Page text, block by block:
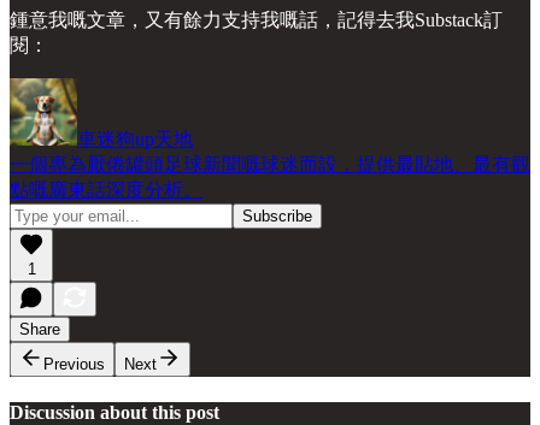
鍾意我嘅文章，又有餘力支持我嘅話，記得去我Substack訂
閱：
車迷狗up天地
一個專為厭倦罐頭足球新聞嘅球迷而設，提供最貼地、最有觀
點嘅廣東話深度分析。
1
Share
Previous
Next
Discussion about this post